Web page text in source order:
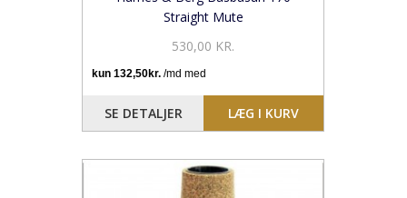
Straight Mute
530,00 KR.
SE DETALJER LÆG I KURV